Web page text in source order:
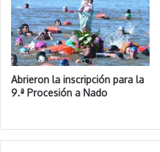
Abrieron la inscripción para la
9.ª Procesión a Nado